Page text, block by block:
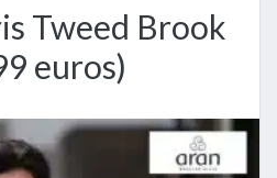
Tweed Brook
euros)